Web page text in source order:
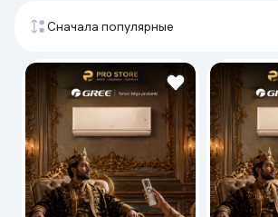
Сначала популярные